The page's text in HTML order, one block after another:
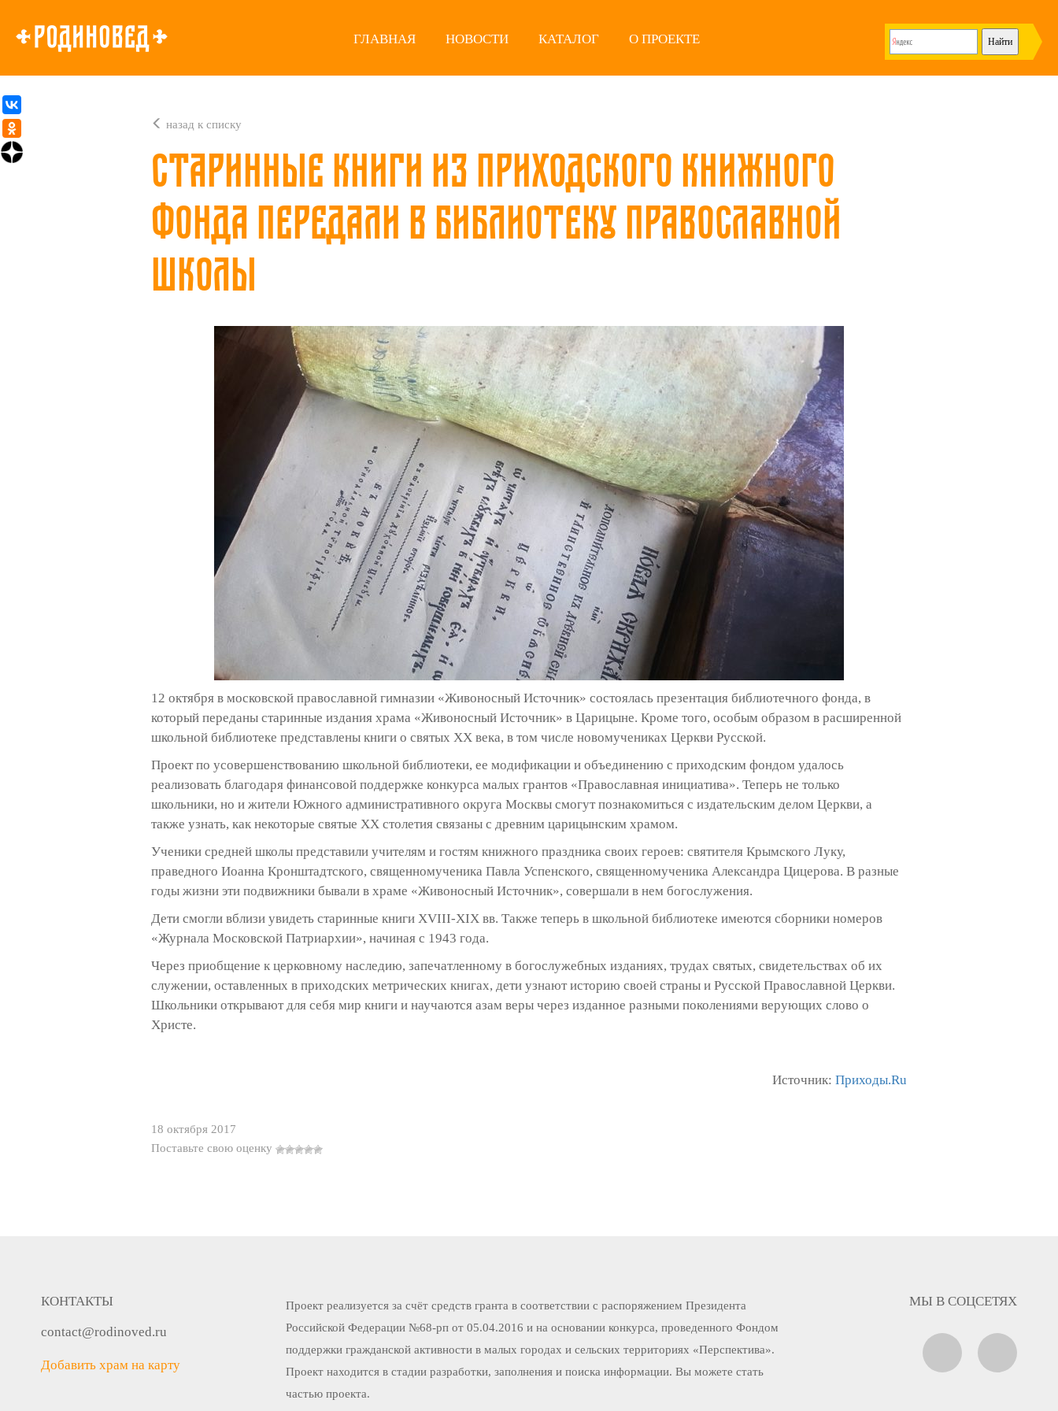
ГЛАВНАЯ НОВОСТИ КАТАЛОГ О ПРОЕКТЕ
назад к списку
Старинные книги из приходского книжного
фонда передали в библиотеку православной
школы
12 октября в московской православной гимназии «Живоносный Источник» состоялась презентация библиотечного фонда, в
который переданы старинные издания храма «Живоносный Источник» в Царицыне. Кроме того, особым образом в расширенной
школьной библиотеке представлены книги о святых ХХ века, в том числе новомучениках Церкви Русской.
Проект по усовершенствованию школьной библиотеки, ее модификации и объединению с приходским фондом удалось
реализовать благодаря финансовой поддержке конкурса малых грантов «Православная инициатива». Теперь не только
школьники, но и жители Южного административного округа Москвы смогут познакомиться с издательским делом Церкви, а
также узнать, как некоторые святые ХХ столетия связаны с древним царицынским храмом.
Ученики средней школы представили учителям и гостям книжного праздника своих героев: святителя Крымского Луку,
праведного Иоанна Кронштадтского, священномученика Павла Успенского, священномученика Александра Цицерова. В разные
годы жизни эти подвижники бывали в храме «Живоносный Источник», совершали в нем богослужения.
Дети смогли вблизи увидеть старинные книги XVIII-XIX вв. Также теперь в школьной библиотеке имеются сборники номеров
«Журнала Московской Патриархии», начиная с 1943 года.
Через приобщение к церковному наследию, запечатленному в богослужебных изданиях, трудах святых, свидетельствах об их
служении, оставленных в приходских метрических книгах, дети узнают историю своей страны и Русской Православной Церкви.
Школьники открывают для себя мир книги и научаются азам веры через изданное разными поколениями верующих слово о
Христе.
Источник: Приходы.Ru
18 октября 2017
Поставьте свою оценку
КОНТАКТЫ
contact@rodinoved.ru
Добавить храм на карту
Проект реализуется за счёт средств гранта в соответствии c распоряжением Президента
Российской Федерации №68-рп от 05.04.2016 и на основании конкурса, проведенного Фондом
поддержки гражданской активности в малых городах и сельских территориях «Перспектива».
Проект находится в стадии разработки, заполнения и поиска информации. Вы можете стать
частью проекта.
МЫ В СОЦСЕТЯХ